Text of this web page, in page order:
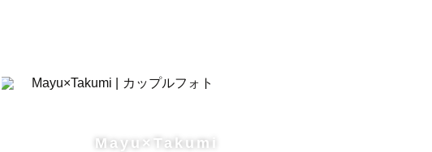
Mayu×Takumi